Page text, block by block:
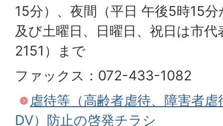
15分）、夜間（平日 午後5時15
及び土曜日、日曜日、祝日は市
2151）まで
ファックス：072-433-1082
虐待等（高齢者虐待、障害者
DV）防止の啓発チラシ